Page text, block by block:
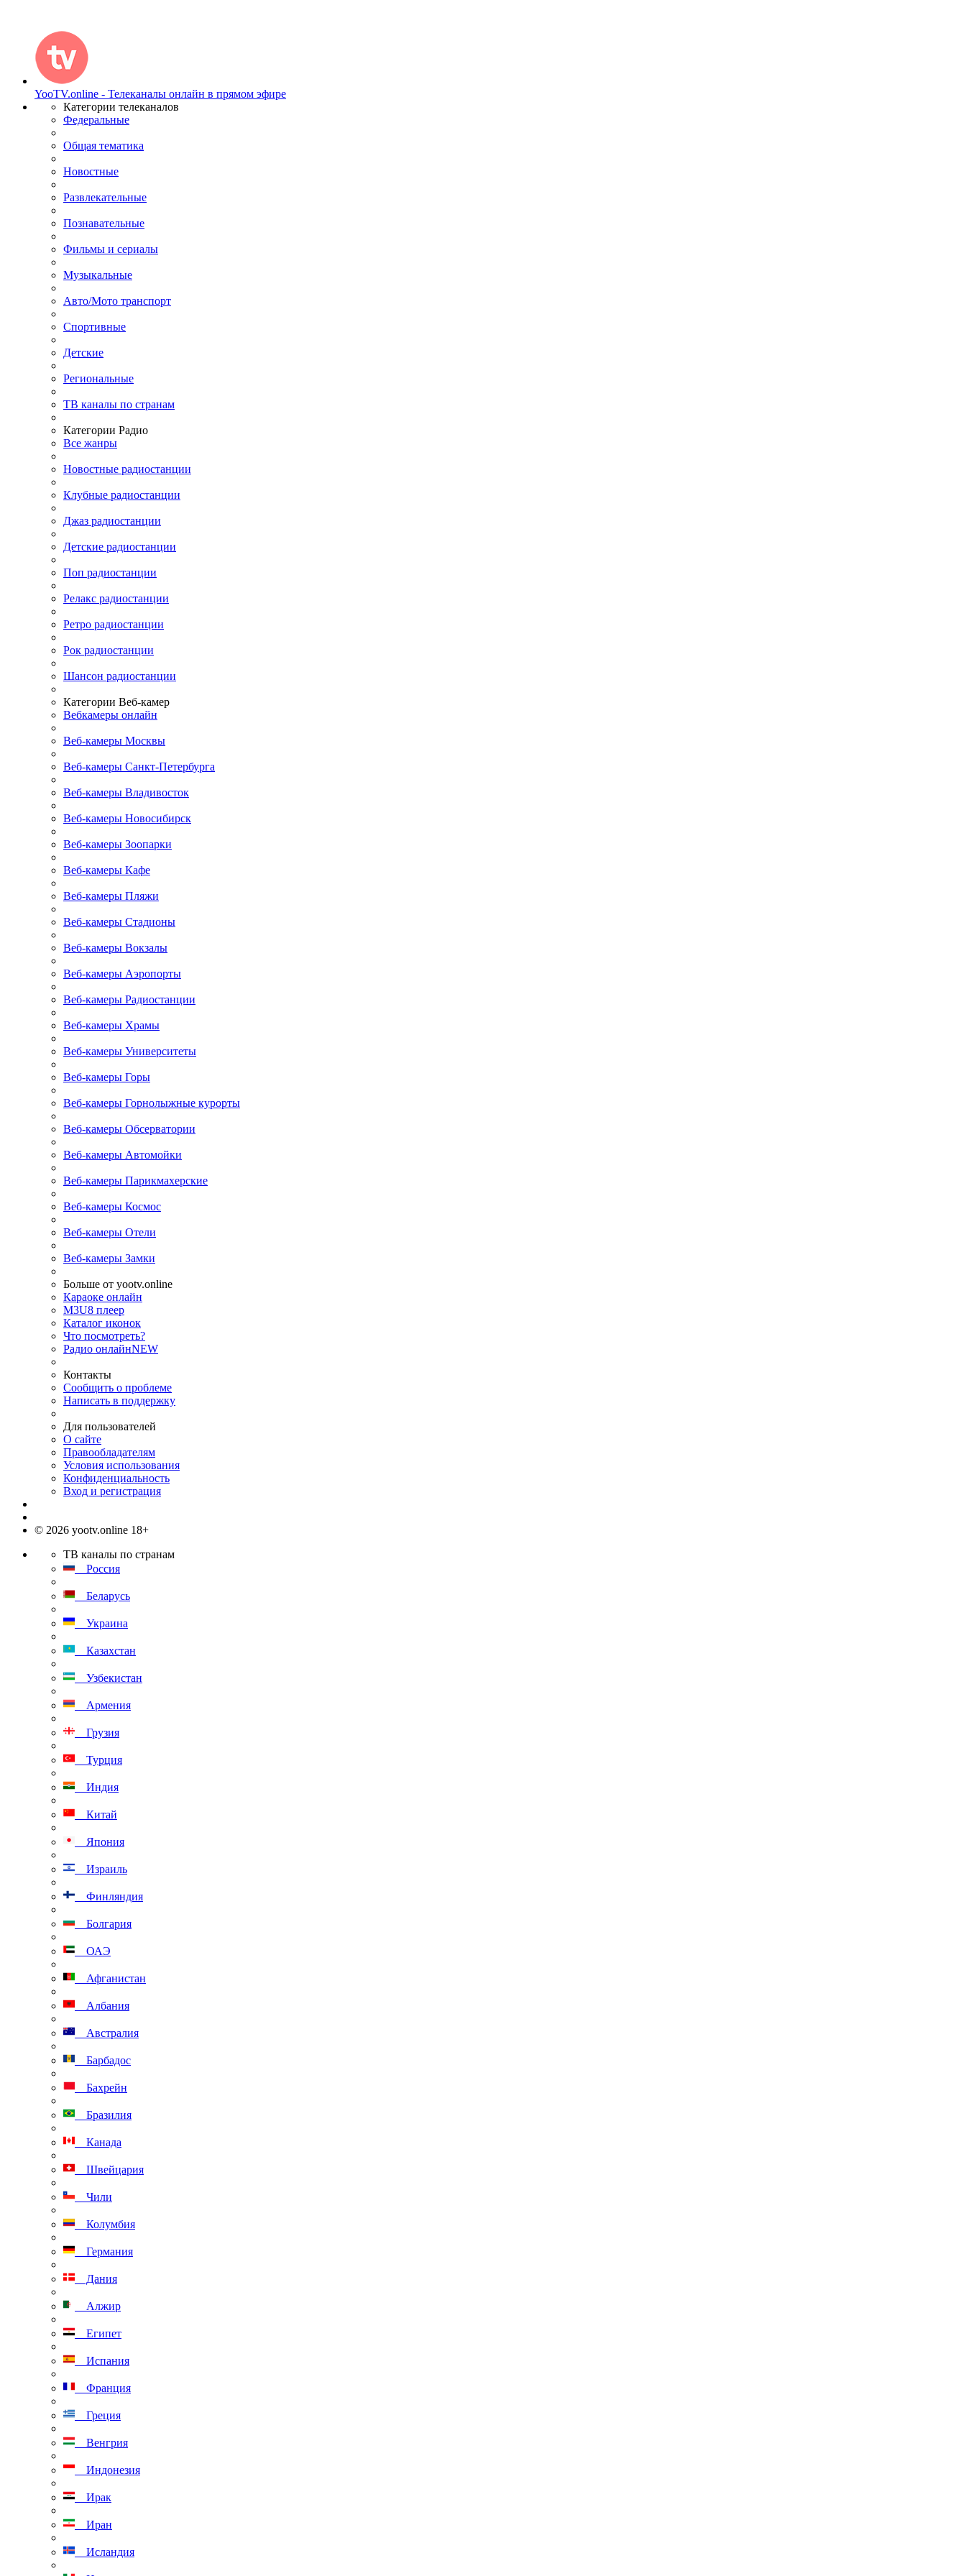
YooTV.online - Телеканалы онлайн в прямом эфире
Категории телеканалов
Федеральные
Общая тематика
Новостные
Развлекательные
Познавательные
Фильмы и сериалы
Музыкальные
Авто/Мото транспорт
Спортивные
Детские
Региональные
ТВ каналы по странам
Категории Радио
Все жанры
Новостные радиостанции
Клубные радиостанции
Джаз радиостанции
Детские радиостанции
Поп радиостанции
Релакс радиостанции
Ретро радиостанции
Рок радиостанции
Шансон радиостанции
Категории Веб-камер
Вебкамеры онлайн
Веб-камеры Москвы
Веб-камеры Санкт-Петербурга
Веб-камеры Владивосток
Веб-камеры Новосибирск
Веб-камеры Зоопарки
Веб-камеры Кафе
Веб-камеры Пляжи
Веб-камеры Стадионы
Веб-камеры Вокзалы
Веб-камеры Аэропорты
Веб-камеры Радиостанции
Веб-камеры Храмы
Веб-камеры Университеты
Веб-камеры Горы
Веб-камеры Горнолыжные курорты
Веб-камеры Обсерватории
Веб-камеры Автомойки
Веб-камеры Парикмахерские
Веб-камеры Космос
Веб-камеры Отели
Веб-камеры Замки
Больше от yootv.online
Караоке онлайн
M3U8 плеер
Каталог иконок
Что посмотреть?
Радио онлайнNEW
Контакты
Сообщить о проблеме
Написать в поддержку
Для пользователей
О сайте
Правообладателям
Условия использования
Конфиденциальность
Вход и регистрация
© 2026 yootv.online 18+
ТВ каналы по странам
Россия
Беларусь
Украина
Казахстан
Узбекистан
Армения
Грузия
Турция
Индия
Китай
Япония
Израиль
Финляндия
Болгария
ОАЭ
Афганистан
Албания
Австралия
Барбадос
Бахрейн
Бразилия
Канада
Швейцария
Чили
Колумбия
Германия
Дания
Алжир
Египет
Испания
Франция
Греция
Венгрия
Индонезия
Ирак
Иран
Исландия